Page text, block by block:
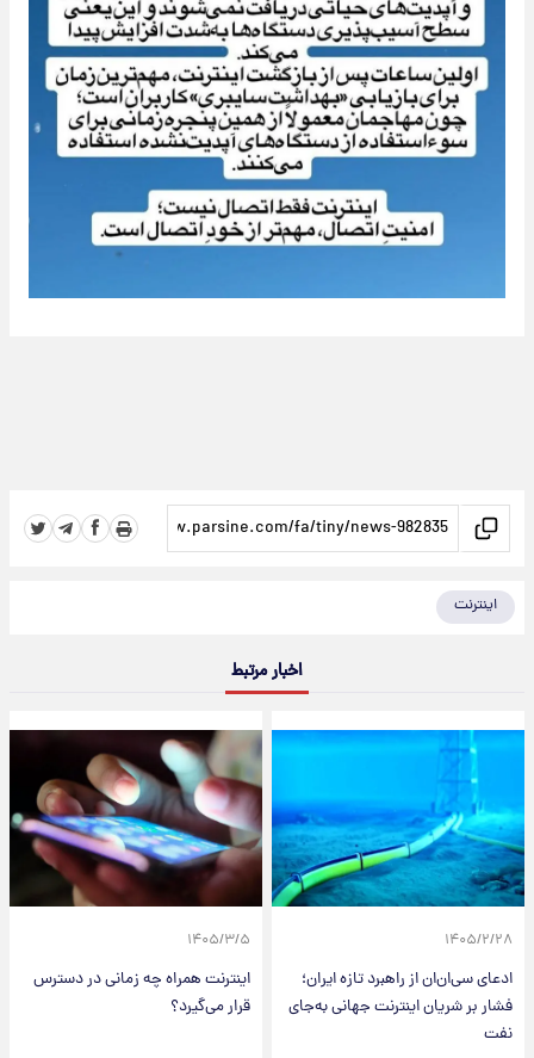
اینترنت
اخبار مرتبط
۱۴۰۵/۲/۲۸
ادعای سی‌ان‌ان از راهبرد تازه ایران؛
فشار بر شریان اینترنت جهانی به‌جای
نفت
۱۴۰۵/۳/۵
اینترنت همراه چه زمانی در دسترس
قرار می‌گیرد؟